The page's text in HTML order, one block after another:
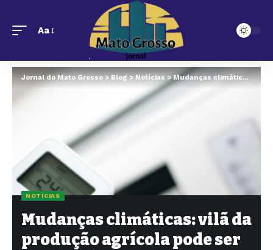
Aa
Jornal do Mato Grosso>Blog>Notícias > Mudanças climáticas: vilã da produção agrícola pode ser combatida com técnica econômica e sustentável em MT
NOTÍCIAS
Mudanças climáticas: vilã da
produção agrícola pode ser